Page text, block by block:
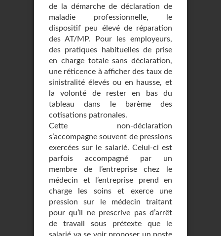
de la démarche de déclaration de
maladie professionnelle, le
dispositif peu élevé de réparation
des AT/MP. Pour les employeurs,
des pratiques habituelles de prise
en charge totale sans déclaration,
une réticence à afficher des taux de
sinistralité élevés ou en hausse, et
la volonté de rester en bas du
tableau dans le barème des
cotisations patronales.
Cette non-déclaration
s’accompagne souvent de pressions
exercées sur le salarié. Celui-ci est
parfois accompagné par un
membre de l’entreprise chez le
médecin et l’entreprise prend en
charge les soins et exerce une
pression sur le médecin traitant
pour qu’il ne prescrive pas d’arrêt
de travail sous prétexte que le